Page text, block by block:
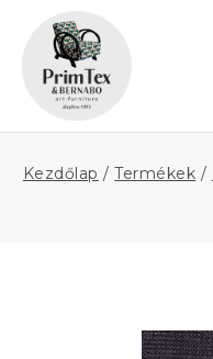
content
Kezdőlap / Termékek /